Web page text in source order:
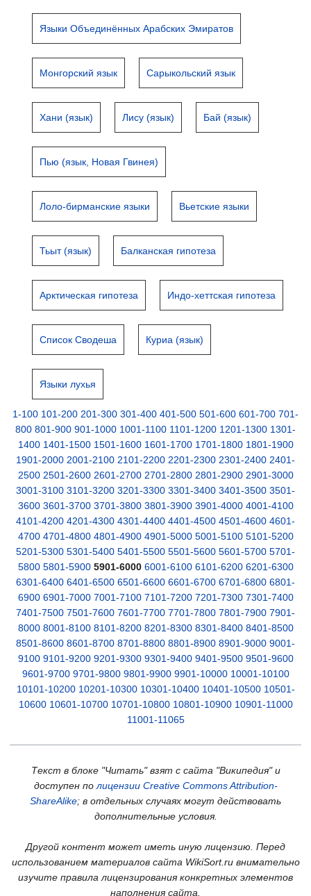
Языки Объединённых Арабских Эмиратов
Монгорский язык Сарыкольский язык
Хани (язык) Лису (язык) Бай (язык)
Пью (язык, Новая Гвинея)
Лоло-бирманские языки Вьетские языки
Тьыт (язык) Балканская гипотеза
Арктическая гипотеза Индо-хеттская гипотеза
Список Сводеша Куриа (язык)
Языки лухья
1-100 101-200 201-300 301-400 401-500 501-600 601-700 701-
800 801-900 901-1000 1001-1100 1101-1200 1201-1300 1301-
1400 1401-1500 1501-1600 1601-1700 1701-1800 1801-1900
1901-2000 2001-2100 2101-2200 2201-2300 2301-2400 2401-
2500 2501-2600 2601-2700 2701-2800 2801-2900 2901-3000
3001-3100 3101-3200 3201-3300 3301-3400 3401-3500 3501-
3600 3601-3700 3701-3800 3801-3900 3901-4000 4001-4100
4101-4200 4201-4300 4301-4400 4401-4500 4501-4600 4601-
4700 4701-4800 4801-4900 4901-5000 5001-5100 5101-5200
5201-5300 5301-5400 5401-5500 5501-5600 5601-5700 5701-
5800 5801-5900 5901-6000 6001-6100 6101-6200 6201-6300
6301-6400 6401-6500 6501-6600 6601-6700 6701-6800 6801-
6900 6901-7000 7001-7100 7101-7200 7201-7300 7301-7400
7401-7500 7501-7600 7601-7700 7701-7800 7801-7900 7901-
8000 8001-8100 8101-8200 8201-8300 8301-8400 8401-8500
8501-8600 8601-8700 8701-8800 8801-8900 8901-9000 9001-
9100 9101-9200 9201-9300 9301-9400 9401-9500 9501-9600
9601-9700 9701-9800 9801-9900 9901-10000 10001-10100
10101-10200 10201-10300 10301-10400 10401-10500 10501-
10600 10601-10700 10701-10800 10801-10900 10901-11000
11001-11065
Текст в блоке "Читать" взят с сайта "Википедия" и
доступен по лицензии Creative Commons Attribution-
ShareAlike; в отдельных случаях могут действовать
дополнительные условия.
Другой контент может иметь иную лицензию. Перед
использованием материалов сайта WikiSort.ru внимательно
изучите правила лицензирования конкретных элементов
наполнения сайта.